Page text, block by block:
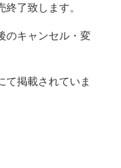
了致します。
のキャンセル・変
て掲載されていま